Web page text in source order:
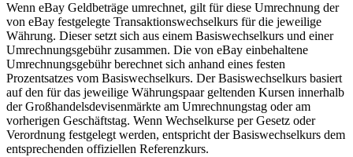
Wenn eBay Geldbeträge umrechnet, gilt für diese Umrechnung der
von eBay festgelegte Transaktionswechselkurs für die jeweilige
Währung. Dieser setzt sich aus einem Basiswechselkurs und einer
Umrechnungsgebühr zusammen. Die von eBay einbehaltene
Umrechnungsgebühr berechnet sich anhand eines festen
Prozentsatzes vom Basiswechselkurs. Der Basiswechselkurs basiert
auf den für das jeweilige Währungspaar geltenden Kursen innerhalb
der Großhandelsdevisenmärkte am Umrechnungstag oder am
vorherigen Geschäftstag. Wenn Wechselkurse per Gesetz oder
Verordnung festgelegt werden, entspricht der Basiswechselkurs dem
entsprechenden offiziellen Referenzkurs.